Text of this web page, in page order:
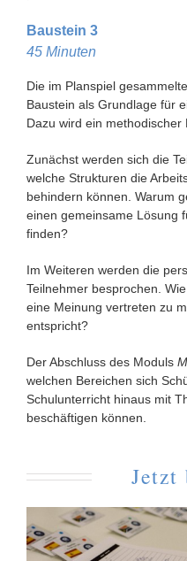
Baustein 3
45 Minuten
Die im Planspiel
Baustein als Grundlage für
Dazu wird ein
Zunächst werden sich die
welche Strukturen die
behindern können. Warum
einen gemeinsame Lösung
finden?
Im Weiteren werden die
Teilnehmer besprochen.
eine Meinung vertreten zu
entspricht?
Der Abschluss des Moduls
welchen Bereichen sich
Schulunterricht hinaus mit
beschäftigen können.
Jetzt